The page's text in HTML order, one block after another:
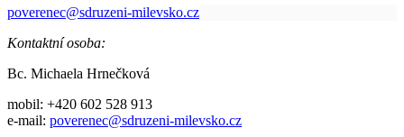
poverenec@sdruzeni-milevsko.cz
Kontaktní osoba:
Bc. Michaela Hrnečková
mobil: +420 602 528 913
e-mail: poverenec@sdruzeni-milevsko.cz